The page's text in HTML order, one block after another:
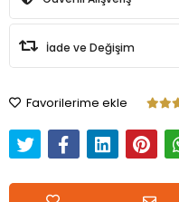
İade ve Değişim
Favorilerime ekle